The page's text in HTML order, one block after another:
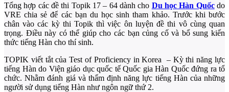
Tổng hợp các đề thi Topik 17 – 64 dành cho Du học Hàn Quốcdo
VRE chia sẻ để các bạn du học sinh tham khảo. Trước khi bước
chân vào các kỳ thi Topik thì việc ôn luyện đề thi vô cùng quan
trọng. Điều này có thể giúp cho các bạn củng cố và bổ sung kiến
thức tiếng Hàn cho thí sinh.
TOPIK viết tắt của Test of Proficiency in Korea – Kỳ thi năng lực
tiếng Hàn do Viện giáo dục quốc tế Quốc gia Hàn Quốc đứng ra tổ
chức. Nhằm đánh giá và thẩm định năng lực tiếng Hàn của những
người sử dụng tiếng Hàn như ngôn ngữ thứ 2.